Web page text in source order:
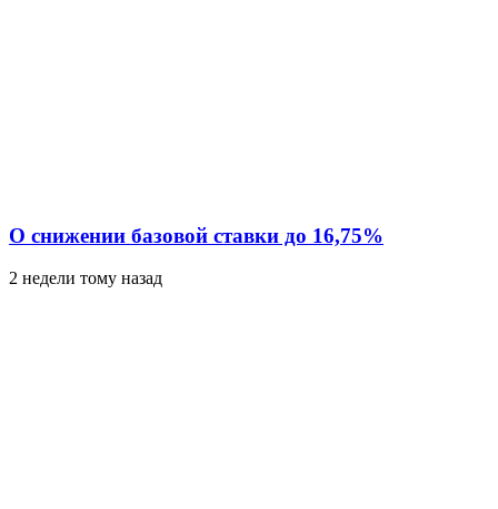
О снижении базовой ставки до 16,75%
2 недели тому назад